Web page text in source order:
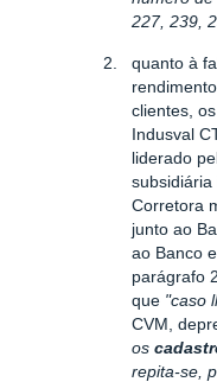
227, 239,
2.
quanto à
clientes,
Indusval
liderado
Corretora
junto ao
ao Banco
parágrafo
que "caso
CVM,
os
repita-se,